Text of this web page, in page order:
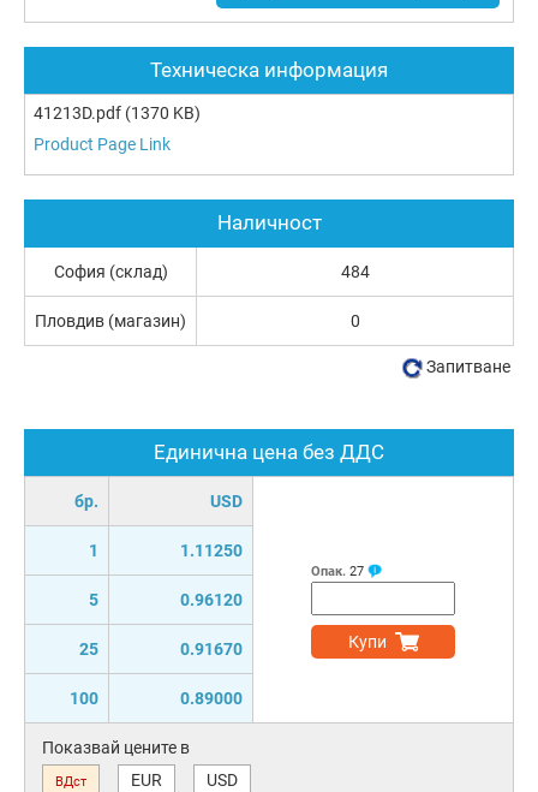
Техническа информация
41213D.pdf (1370 KB)
Product Page Link
Единична цена без ДДС
бр. USD
1 1.11250
5 0.96120
25 0.91670
100 0.89000
Опак. 27
Купи
Показвай цените в
ВДст EUR USD
Наличност
София (склад) 484
Пловдив (магазин) 0
Запитване